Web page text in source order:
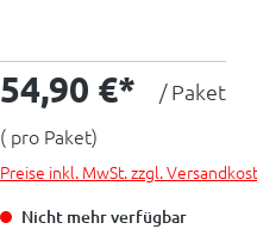
54,90 €* / Paket
( pro Paket)
Preise inkl. MwSt. zzgl.
Nicht mehr verfügbar